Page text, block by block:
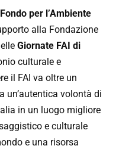
per l’Ambiente
alla Fondazione
Giornate FAI di
culturale e
il FAI va oltre un
un’autentica volontà di
in un luogo migliore
e culturale
e una risorsa